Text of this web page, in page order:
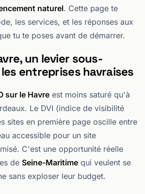
naturel. Cette page te
les services, et les réponses aux
tu te poses avant de démarrer.
un levier sous-
entreprises havraises
sur le Havre est moins saturé qu'à
Le DVI (indice de visibilité
sites en première page oscille entre
accessible pour un site
C'est une opportunité réelle
de Seine-Maritime qui veulent se
sans exploser leur budget.